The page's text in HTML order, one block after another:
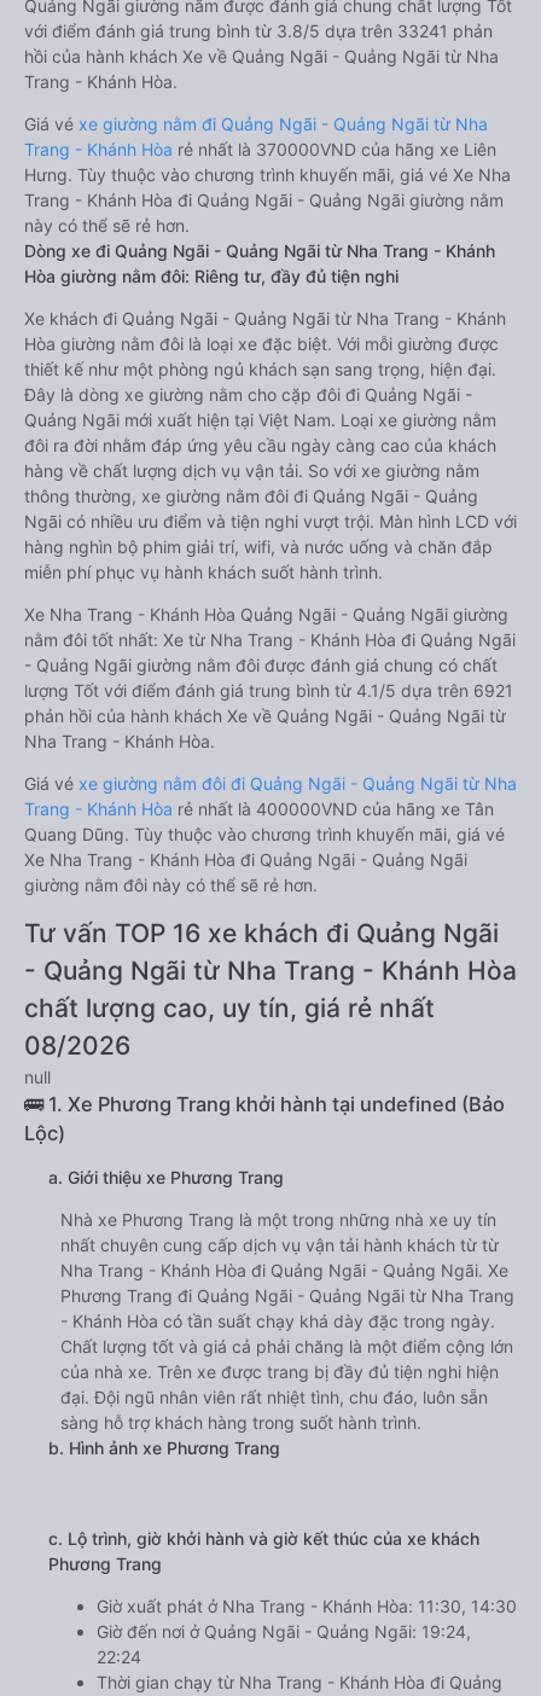
Quảng Ngãi giường nằm được đánh giá chung chất lượng Tốt
với điểm đánh giá trung bình từ 3.8/5 dựa trên 33241 phản
hồi của hành khách Xe về Quảng Ngãi - Quảng Ngãi từ Nha
Trang - Khánh Hòa.
Giá vé xe giường nằm đi Quảng Ngãi - Quảng Ngãi từ Nha
Trang - Khánh Hòa rẻ nhất là 370000VND của hãng xe Liên
Hưng. Tùy thuộc vào chương trình khuyến mãi, giá vé Xe Nha
Trang - Khánh Hòa đi Quảng Ngãi - Quảng Ngãi giường nằm
này có thể sẽ rẻ hơn.
Dòng xe đi Quảng Ngãi - Quảng Ngãi từ Nha Trang - Khánh
Hòa giường nằm đôi: Riêng tư, đầy đủ tiện nghi
Xe khách đi Quảng Ngãi - Quảng Ngãi từ Nha Trang - Khánh
Hòa giường nằm đôi là loại xe đặc biệt. Với mỗi giường được
thiết kế như một phòng ngủ khách sạn sang trọng, hiện đại.
Đây là dòng xe giường nằm cho cặp đôi đi Quảng Ngãi -
Quảng Ngãi mới xuất hiện tại Việt Nam. Loại xe giường nằm
đôi ra đời nhằm đáp ứng yêu cầu ngày càng cao của khách
hàng về chất lượng dịch vụ vận tải. So với xe giường nằm
thông thường, xe giường nằm đôi đi Quảng Ngãi - Quảng
Ngãi có nhiều ưu điểm và tiện nghi vượt trội. Màn hình LCD với
hàng nghìn bộ phim giải trí, wifi, và nước uống và chăn đắp
miễn phí phục vụ hành khách suốt hành trình.
Xe Nha Trang - Khánh Hòa Quảng Ngãi - Quảng Ngãi giường
nằm đôi tốt nhất: Xe từ Nha Trang - Khánh Hòa đi Quảng Ngãi
- Quảng Ngãi giường nằm đôi được đánh giá chung có chất
lượng Tốt với điểm đánh giá trung bình từ 4.1/5 dựa trên 6921
phản hồi của hành khách Xe về Quảng Ngãi - Quảng Ngãi từ
Nha Trang - Khánh Hòa.
Giá vé xe giường nằm đôi đi Quảng Ngãi - Quảng Ngãi từ Nha
Trang - Khánh Hòa rẻ nhất là 400000VND của hãng xe Tân
Quang Dũng. Tùy thuộc vào chương trình khuyến mãi, giá vé
Xe Nha Trang - Khánh Hòa đi Quảng Ngãi - Quảng Ngãi
giường nằm đôi này có thể sẽ rẻ hơn.
Tư vấn TOP 16 xe khách đi Quảng Ngãi
- Quảng Ngãi từ Nha Trang - Khánh Hòa
chất lượng cao, uy tín, giá rẻ nhất
08/2026
null
🚌 1. Xe Phương Trang khởi hành tại undefined (Bảo
Lộc)
a. Giới thiệu xe Phương Trang
Nhà xe Phương Trang là một trong những nhà xe uy tín
nhất chuyên cung cấp dịch vụ vận tải hành khách từ từ
Nha Trang - Khánh Hòa đi Quảng Ngãi - Quảng Ngãi. Xe
Phương Trang đi Quảng Ngãi - Quảng Ngãi từ Nha Trang
- Khánh Hòa có tần suất chạy khá dày đặc trong ngày.
Chất lượng tốt và giá cả phải chăng là một điểm cộng lớn
của nhà xe. Trên xe được trang bị đầy đủ tiện nghi hiện
đại. Đội ngũ nhân viên rất nhiệt tình, chu đáo, luôn sẵn
sàng hỗ trợ khách hàng trong suốt hành trình.
b. Hình ảnh xe Phương Trang
c. Lộ trình, giờ khởi hành và giờ kết thúc của xe khách
Phương Trang
Giờ xuất phát ở Nha Trang - Khánh Hòa: 11:30, 14:30
Giờ đến nơi ở Quảng Ngãi - Quảng Ngãi: 19:24,
22:24
Thời gian chạy từ Nha Trang - Khánh Hòa đi Quảng